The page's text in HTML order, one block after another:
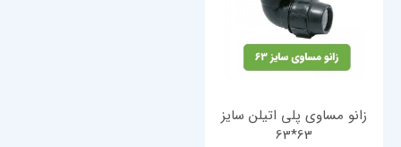
زانو مساوی پلی اتیلن سایز
63*63